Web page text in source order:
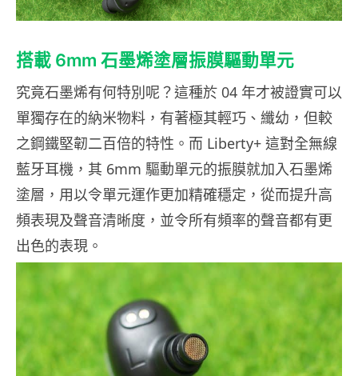
搭載 6mm 石墨烯塗層振膜驅動單元
究竟石墨烯有何特別呢？這種於 04 年才被證實可以
單獨存在的納米物料，有著極其輕巧、纖幼，但較
之鋼鐵堅韌二百倍的特性。而 Liberty+ 這對全無線
藍牙耳機，其 6mm 驅動單元的振膜就加入石墨烯
塗層，用以令單元運作更加精確穩定，從而提升高
頻表現及聲音清晰度，並令所有頻率的聲音都有更
出色的表現。